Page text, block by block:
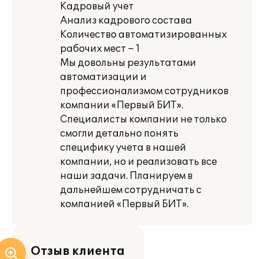
Кадровый учет
Анализ кадрового состава
Количество автоматизированных
рабочих мест – 1
Мы довольны результатами
автоматизации и
профессионализмом сотрудников
компании «Первый БИТ».
Специалисты компании не только
смогли детально понять
специфику учета в нашей
компании, но и реализовать все
наши задачи. Планируем в
дальнейшем сотрудничать с
компанией «Первый БИТ».
Отзыв клиента